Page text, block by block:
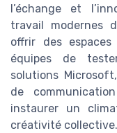
l’échange et
travail modernes
offrir des
équipes de
solutions
de
instaurer un
créativité collective.